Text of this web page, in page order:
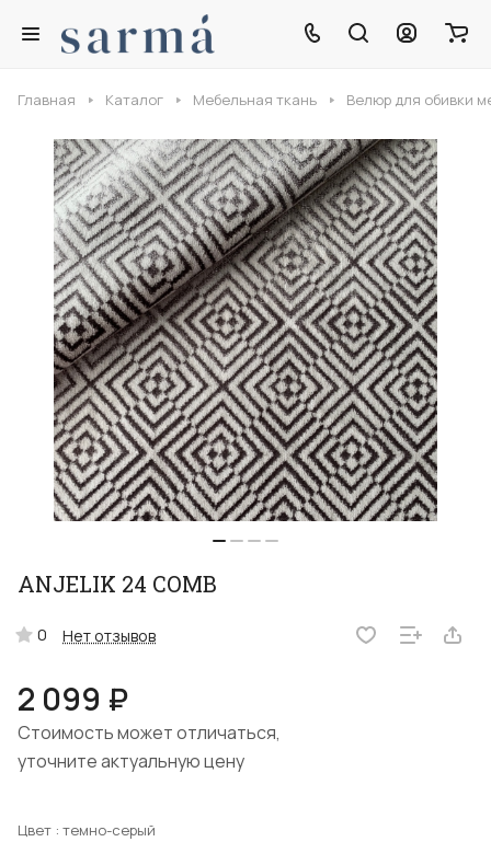
Главная Каталог Мебельная ткань Велюр для обивки
ANJELIK 24 COMB
0 Нет отзывов
2 099 ₽
Стоимость может отличаться,
уточните актуальную цену
Цвет : темно-серый